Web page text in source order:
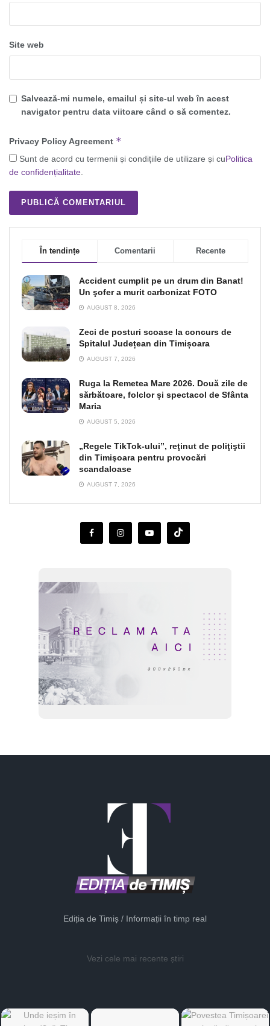
Site web
Salvează-mi numele, emailul și site-ul web în acest
navigator pentru data viitoare când o să comentez.
Privacy Policy Agreement *
Sunt de acord cu termenii și condițiile de utilizare și cuPolitica
de confidențialitate.
În tendințe Comentarii Recente
Accident cumplit pe un drum din Banat!
Un şofer a murit carbonizat FOTO
AUGUST 8, 2026
Zeci de posturi scoase la concurs de
Spitalul Județean din Timișoara
AUGUST 7, 2026
Ruga la Remetea Mare 2026. Două zile de
sărbătoare, folclor și spectacol de Sfânta
Maria
AUGUST 5, 2026
„Regele TikTok-ului”, reţinut de poliţiştii
din Timişoara pentru provocări
scandaloase
AUGUST 7, 2026
Ediția de Timiș / Informații în timp real
Vezi cele mai recente știri